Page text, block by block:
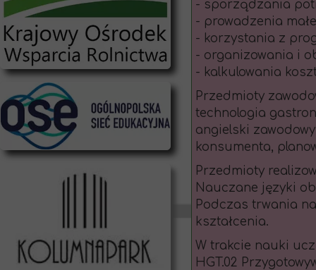
- sporządzania
- prowadzenia
- korzystania z
- organizowania i
- kalkulowania
Przedmioty
technologia
angielski
konsumenta,
Przedmioty
Nauczane języki
Podczas trwania
kształcenia.
W trakcie nauki
HGT.02